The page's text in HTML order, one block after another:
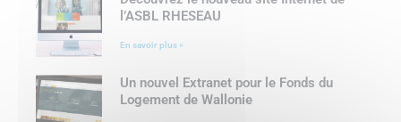
l’ASBL RHESEAU
En savoir plus »
Un nouvel Extranet pour le Fonds du
Logement de Wallonie